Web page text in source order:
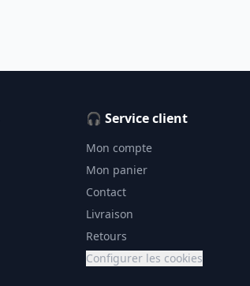
🎧 Service client
Mon compte
Mon panier
Contact
Livraison
Retours
Configurer les cookies